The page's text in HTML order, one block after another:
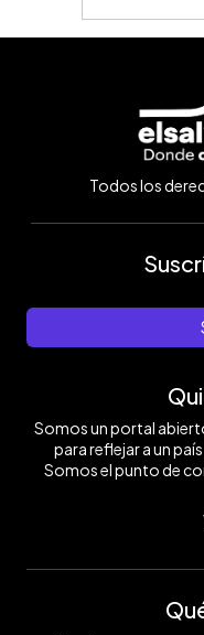
Todos los
Somos un portal
para reflejar a un
Somos el punto de